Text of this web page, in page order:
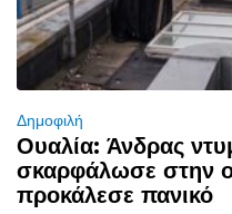
Δημοφιλή
Ουαλία: Άνδρας
σκαρφάλωσε στην
προκάλεσε πανικό